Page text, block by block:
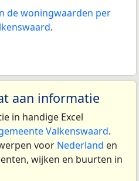
de woningwaarden per
.
aan informatie
in handige Excel
Valkenswaard.
voor Nederland en
wijken en buurten in